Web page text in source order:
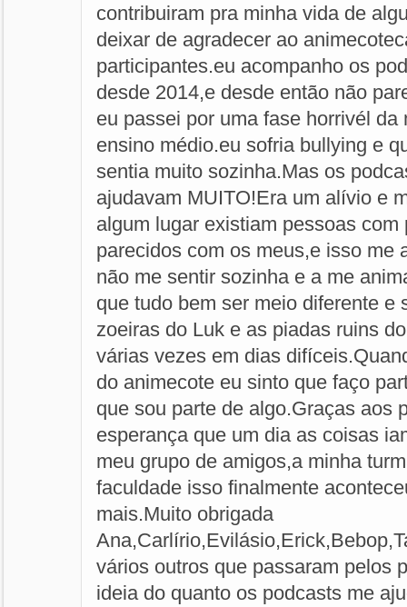
contribuiram pra minha vida de
deixar de agradecer ao
participantes.eu acompanho os
desde 2014,e desde então não
eu passei por uma fase horrivél da
ensino médio.eu sofria bullying e
sentia muito sozinha.Mas os
ajudavam MUITO!Era um alívio e
algum lugar existiam pessoas
parecidos com os meus,e isso me
não me sentir sozinha e a me
que tudo bem ser meio diferente e
zoeiras do Luk e as piadas ruins
várias vezes em dias
do animecote eu sinto que faço
que sou parte de algo.Graças aos
esperança que um dia as coisas
meu grupo de amigos,a minha
faculdade isso finalmente
mais.Muito obrigada
vários outros que passaram pelos
ideia do quanto os podcasts me